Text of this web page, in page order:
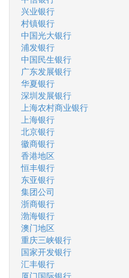
兴业银行
村镇银行
中国光大银行
浦发银行
中国民生银行
广东发展银行
华夏银行
深圳发展银行
上海农村商业银行
上海银行
北京银行
徽商银行
香港地区
恒丰银行
东亚银行
集团公司
浙商银行
渤海银行
澳门地区
重庆三峡银行
国家开发银行
汇丰银行
厦门国际银行